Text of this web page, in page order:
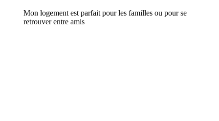
Mon logement est parfait pour les familles ou pour se
retrouver entre amis